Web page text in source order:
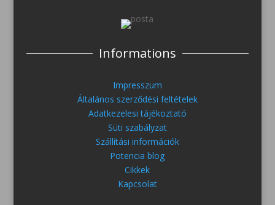
Informations
Impresszum
Általános szerződési feltételek
Adatkezelesi tájékoztató
Süti szabályzat
Szállítási információk
Potencia blog
Cikkek
Kapcsolat